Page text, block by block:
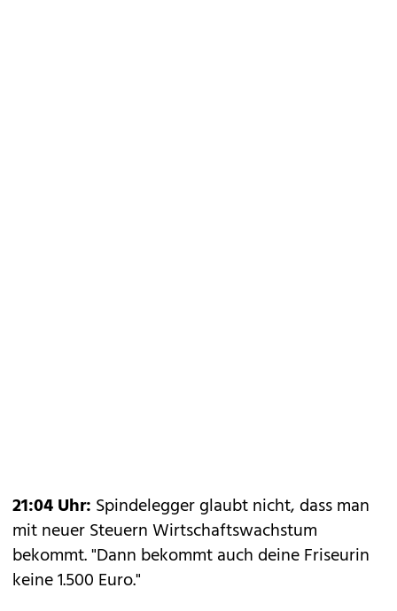
21:04 Uhr: Spindelegger glaubt nicht, dass man
mit neuer Steuern Wirtschaftswachstum
bekommt. "Dann bekommt auch deine Friseurin
keine 1.500 Euro."